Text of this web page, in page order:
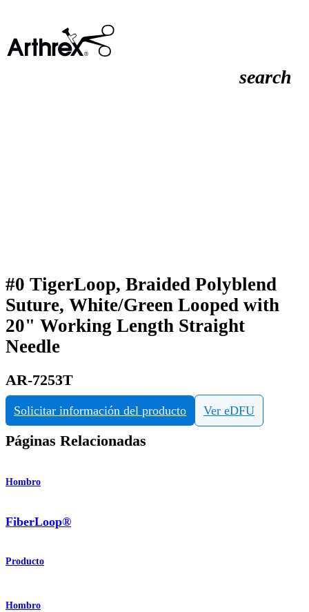
search
#0 TigerLoop, Braided Polyblend
Suture, White/Green Looped with
20" Working Length Straight
Needle
AR-7253T
Solicitar información del producto Ver eDFU
Páginas Relacionadas
Hombro
FiberLoop®
Producto
Hombro